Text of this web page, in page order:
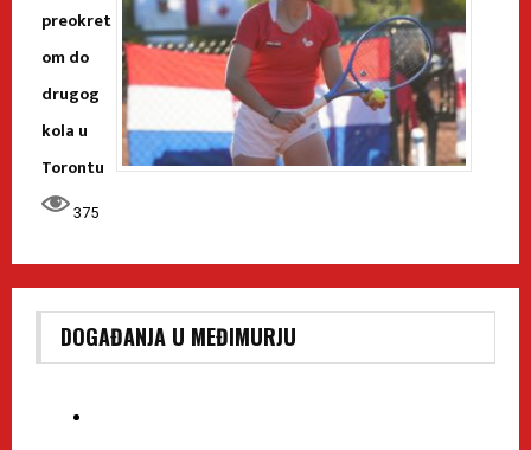
preokret
om do
drugog
kola u
Torontu
375
DOGAĐANJA U MEĐIMURJU